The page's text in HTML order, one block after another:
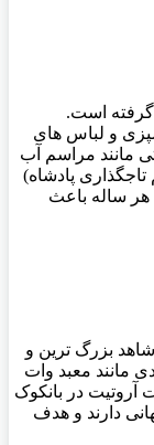
گرفته است.
و لباس ‌های
مانند مراسم آب
پادشاه)
هر ساله باعث
بزرگ ترین و
مانند معبد وات
آروتیت در بانکوک
دارند و هدف